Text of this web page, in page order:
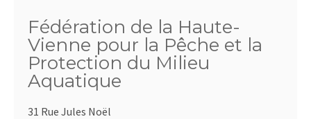
Fédération de la Haute-
Vienne pour la Pêche et la
Protection du Milieu
Aquatique
31 Rue Jules Noël